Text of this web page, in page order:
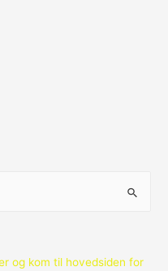
og kom til hovedsiden for